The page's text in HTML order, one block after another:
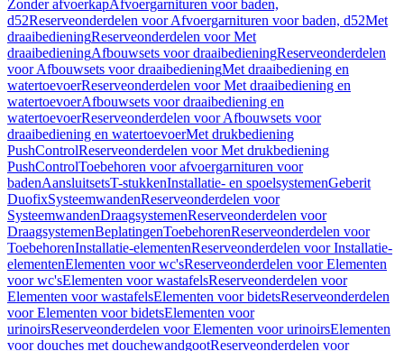
Zonder afvoerkapAfvoergarnituren voor baden,
d52Reserveonderdelen voor Afvoergarnituren voor baden, d52Met
draaibedieningReserveonderdelen voor Met
draaibedieningAfbouwsets voor draaibedieningReserveonderdelen
voor Afbouwsets voor draaibedieningMet draaibediening en
watertoevoerReserveonderdelen voor Met draaibediening en
watertoevoerAfbouwsets voor draaibediening en
watertoevoerReserveonderdelen voor Afbouwsets voor
draaibediening en watertoevoerMet drukbediening
PushControlReserveonderdelen voor Met drukbediening
PushControlToebehoren voor afvoergarnituren voor
badenAansluitsetsT-stukkenInstallatie- en spoelsystemenGeberit
DuofixSysteemwandenReserveonderdelen voor
SysteemwandenDraagsystemenReserveonderdelen voor
DraagsystemenBeplatingenToebehorenReserveonderdelen voor
ToebehorenInstallatie-elementenReserveonderdelen voor Installatie-
elementenElementen voor wc'sReserveonderdelen voor Elementen
voor wc'sElementen voor wastafelsReserveonderdelen voor
Elementen voor wastafelsElementen voor bidetsReserveonderdelen
voor Elementen voor bidetsElementen voor
urinoirsReserveonderdelen voor Elementen voor urinoirsElementen
voor douches met douchewandgootReserveonderdelen voor